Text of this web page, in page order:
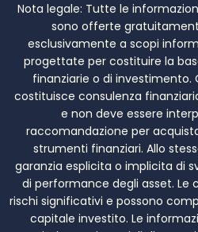
Nota legale: Tutte le
sono offerte
esclusivamente a scopi
progettate per costituire la
finanziarie o di
costituisce consulenza
e non deve essere
raccomandazione per
strumenti finanziari. Allo
garanzia esplicita o implicita di
di performance degli asset.
rischi significativi e possono
capitale investito. Le